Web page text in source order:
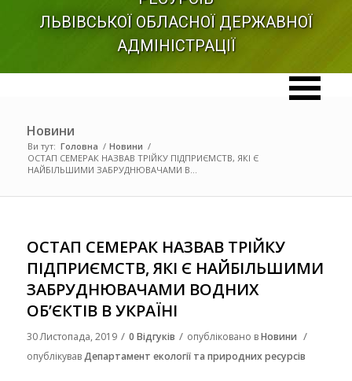
ЛЬВІВСЬКОЇ ОБЛАСНОЇ ДЕРЖАВНОЇ
АДМІНІСТРАЦІЇ
Новини
Ви тут: Головна / Новини /
ОСТАП СЕМЕРАК НАЗВАВ ТРІЙКУ ПІДПРИЄМСТВ, ЯКІ Є
НАЙБІЛЬШИМИ ЗАБРУДНЮВАЧАМИ В...
ОСТАП СЕМЕРАК НАЗВАВ ТРІЙКУ
ПІДПРИЄМСТВ, ЯКІ Є НАЙБІЛЬШИМИ
ЗАБРУДНЮВАЧАМИ ВОДНИХ
ОБ’ЄКТІВ В УКРАЇНІ
30 Листопада, 2019 / 0 Відгуків / опубліковано вНовини /
опублікувавДепартамент екології та природних ресурсів